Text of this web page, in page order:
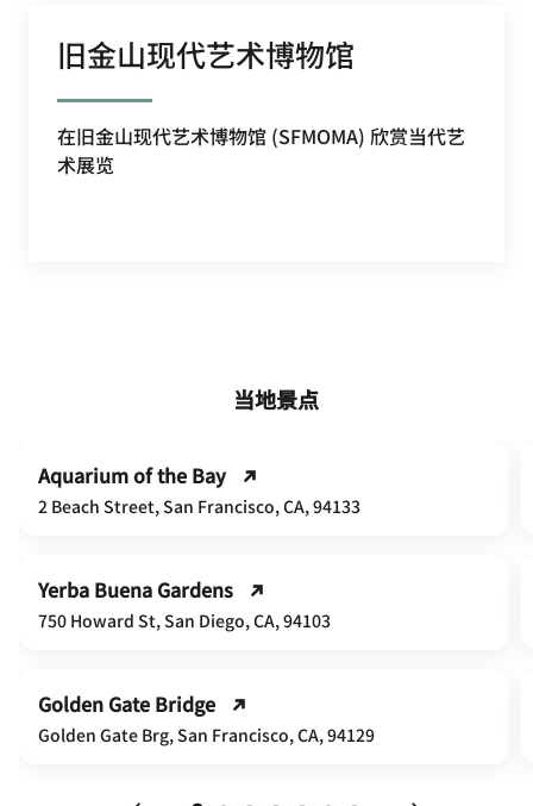
旧金山现代艺术博物馆
在旧金山现代艺术博物馆 (SFMOMA) 欣赏当代艺
术展览
当地景点
Aquarium of the Bay
2 Beach Street, San Francisco, CA, 94133
Yerba Buena Gardens
750 Howard St, San Diego, CA, 94103
Golden Gate Bridge
Golden Gate Brg, San Francisco, CA, 94129